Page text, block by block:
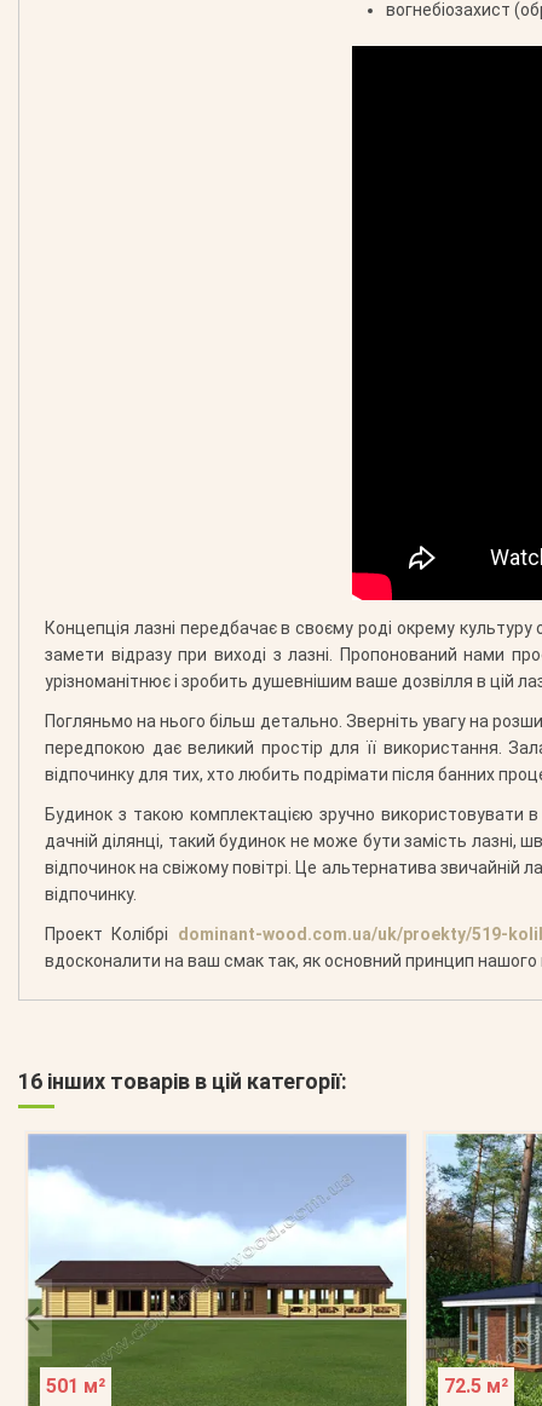
вогнебіозахист
Концепція лазні передбачає в своєму роді окрему
замети відразу при виході з лазні. Пропонований нами
урізноманітнює і зробить душевнішим ваше дозвілля в цій
Погляньмо на нього більш детально. Зверніть увагу на
передпокою дає великий простір для її використання.
відпочинку для тих, хто любить подрімати після банних
Будинок з такою комплектацією зручно використовувати
дачній ділянці, такий будинок не може бути замість
відпочинок на свіжому повітрі. Це альтернатива звичайній
відпочинку.
Проект Колібрі dominant-wood.com.ua/uk/proekty/519-
вдосконалити на ваш смак так, як основний принцип нашого
16 інших товарів в цій категорії:
501 м² 72.5 м²